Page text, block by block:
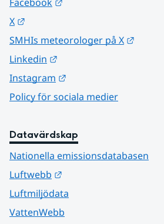
X
SMHIs meteorologer på X
Linkedin
Instagram
Policy för sociala medier
Datavärdskap
Nationella emissionsdatabasen
Luftwebb
Luftmiljödata
VattenWebb